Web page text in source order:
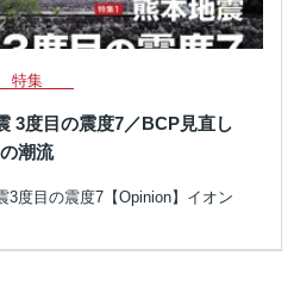
特集
3度目の震度7／BCP見直し
の潮流
3度目の震度7【Opinion】イオン